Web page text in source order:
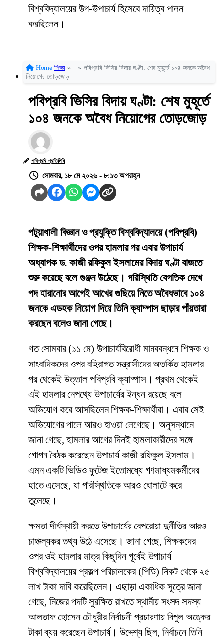
বিশ্ববিদ্যালয়ের উপ-উপাচার্য হিসেবে দায়িত্ব পালন
করছিলেন।
Home শিক্ষা » » পবিপ্রবি ভিসির বিদায় ঘণ্টা: শেষ মুহূর্তে ১০৪ জনকে অবৈধ
নিয়োগের তোড়জোড়
পবিপ্রবি ভিসির বিদায় ঘণ্টা: শেষ মুহূর্তে
১০৪ জনকে অবৈধ নিয়োগের তোড়জোড়
পবিপ্রবি প্রতিনিধি
সোমবার, ১৮ মে ২০২৬ - ৮:১৩ অপরাহ্ন
পটুয়াখালী বিজ্ঞান ও প্রযুক্তি বিশ্ববিদ্যালয়ে (পবিপ্রবি)
শিক্ষক-শিক্ষার্থীদের ওপর হামলার পর এবার উপাচার্য
অধ্যাপক ড. কাজী রফিকুল ইসলামের বিদায় ঘণ্টা বাজতে
শুরু করেছে বলে গুঞ্জন উঠেছে। পরিস্থিতি বেগতিক দেখে
পদ হারানোর আগেই আখের গুছিয়ে নিতে অবৈধভাবে ১০৪
জনকে এডহক নিয়োগ দিয়ে তিনি ক্যাম্পাস ছাড়ার পাঁয়তারা
করছেন বলেও জানা গেছে।
​গত সোমবার (১১ মে) উপাচার্যবিরোধী মানববন্ধনে শিক্ষক ও
সাংবাদিকদের ওপর বহিরাগত সন্ত্রাসীদের অতর্কিত হামলার
পর থেকেই উত্তাল পবিপ্রবি ক্যাম্পাস। প্রথম থেকেই
এই হামলার নেপথ্যে উপাচার্যের ইন্ধন রয়েছে বলে
অভিযোগ করে আসছিলেন শিক্ষক-শিক্ষার্থীরা। এবার সেই
অভিযোগের পালে আরও হাওয়া লেগেছে। অনুসন্ধানে
জানা গেছে, হামলার আগের দিনই হামলাকারীদের সঙ্গে
গোপন বৈঠক করেছেন উপাচার্য কাজী রফিকুল ইসলাম।
এমন একটি ভিডিও ফুটেজ ইতোমধ্যে গণমাধ্যমকর্মীদের
হাতে এসেছে, যা পরিস্থিতিকে আরও ঘোলাটে করে
তুলেছে।
​ক্ষমতা দীর্ঘস্থায়ী করতে উপাচার্যের বেপরোয়া দুর্নীতির আরও
চাঞ্চল্যকর তথ্য উঠে এসেছে। জানা গেছে, শিক্ষকদের
ওপর ওই হামলার মাত্র কিছুদিন পূর্বেই উপাচার্য
বিশ্ববিদ্যালয়ের প্রকল্প পরিচালকের (পিডি) নিকট থেকে ২৫
লাখ টাকা দাবি করেছিলেন। এছাড়া একাধিক সূত্রে জানা
গেছে, নিজের পদটি সুরক্ষিত রাখতে স্থানীয় সংসদ সদস্য
আলতাফ হোসেন চৌধুরীর নির্বাচনী প্রচারণায় বিপুল অঙ্কের
টাকা ব্যয় করেছেন উপাচার্য। উদ্দেশ্য ছিল, নির্বাচনে তিনি